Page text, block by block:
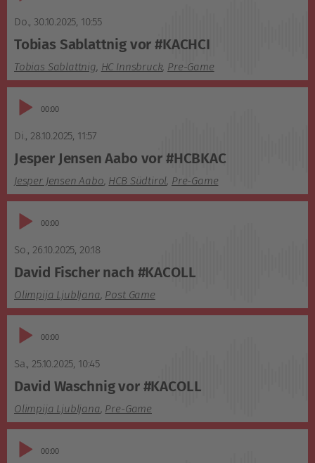
Do., 30.10.2025, 10:55
Tobias Sablattnig vor #KACHCI
Tobias Sablattnig, HC Innsbruck, Pre-Game
Audio-02:15
Di., 28.10.2025, 11:57
Jesper Jensen Aabo vor #HCBKAC
Jesper Jensen Aabo, HCB Südtirol, Pre-Game
Audio-00:57
So., 26.10.2025, 20:18
David Fischer nach #KACOLL
Olimpija Ljubljana, Post Game
Audio-02:53
Sa., 25.10.2025, 10:45
David Waschnig vor #KACOLL
Olimpija Ljubljana, Pre-Game
Audio-02:14